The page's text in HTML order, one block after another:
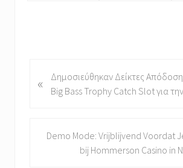
r
«
Δημοσιεύθηκαν Δείκτες
Big Bass Trophy Catch Slot για
Demo Mode: Vrijblijvend Voordat
bij Hommerson Casino in